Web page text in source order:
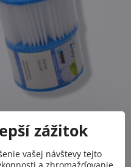
zážitok
vašej návštevy tejto